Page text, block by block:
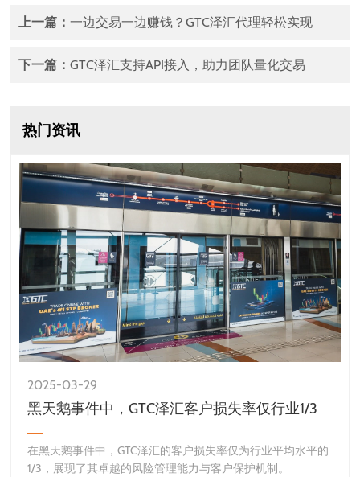
上一篇：一边交易一边赚钱？GTC泽汇代理轻松实现
下一篇：GTC泽汇支持API接入，助力团队量化交易
热门资讯
2025-03-29
黑天鹅事件中，GTC泽汇客户损失率仅行业1/3
在黑天鹅事件中，GTC泽汇的客户损失率仅为行业平均水平的
1/3，展现了其卓越的风险管理能力与客户保护机制。